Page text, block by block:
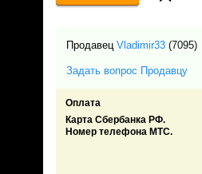
Продавец Vladimir33 (7095)
Задать вопрос Продавцу
Оплата
Карта Сбербанка РФ.
Номер телефона МТС.